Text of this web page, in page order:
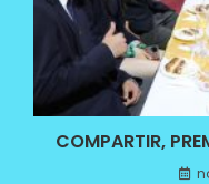
COMPARTIR,